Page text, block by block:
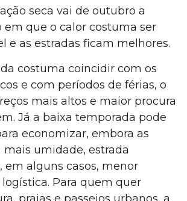
seca vai de outubro a
em que o calor costuma ser
e as estradas ficam melhores.
costuma coincidir com os
e com períodos de férias, o
mais altos e maior procura
Já a baixa temporada pode
economizar, embora as
umidade, estrada
em alguns casos, menor
Para quem quer